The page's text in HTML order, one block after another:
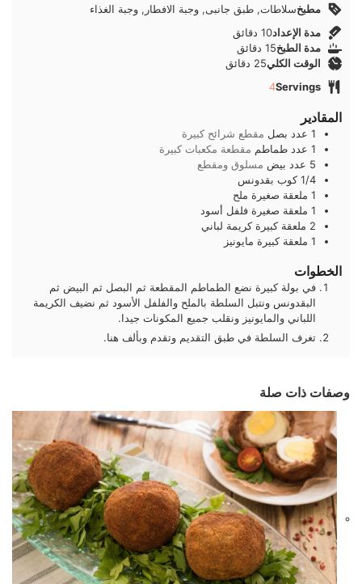
مطبخسلاطات, طبق جانبى, وجبة الافطار, وجبة الغذاء
مدة الإعداد10دقائق
دقائق
مدة الطبخ15دقائق
دقائق
الوقت الكلي25 دقائق
دقائق
Servings
4
المقادير
1 عدد بصل مقطع شرائح كبيرة
1 عدد طماطم مقطعة مكعبات كبيرة
5 عدد بيض مسلوق ومقطع
1/4 كوب بقدونس
1 ملعقة صغيرة ملح
1 ملعقة صغيرة فلفل أسود
2 ملعقة كبيرة كريمة لباني
1 ملعقة كبيرة مايونيز
الخطوات
في بولة كبيرة نضع الطماطم المقطعة ثم البصل ثم البيض ثم
البقدونس ونتبل السلطة بالملح والفلفل الأسود ثم نضيف الكريمة
اللباني والمايونيز ونقلب جميع المكونات جيدا.
تغرف السلطة في طبق التقديم وتقدم وبألف هنا.
وصفات ذات صلة